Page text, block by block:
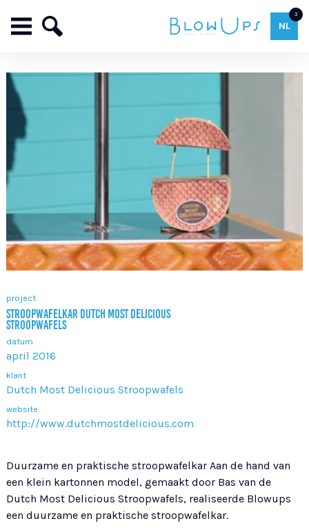
3
NL
project
STROOPWAFELKAR DUTCH MOST DELICIOUS
STROOPWAFELS
datum
april 2016
klant
Dutch Most Delicious Stroopwafels
website
http://www.dutchmostdelicious.com
Duurzame en praktische stroopwafelkar Aan de hand van
een klein kartonnen model, gemaakt door Bas van de
Dutch Most Delicious Stroopwafels, realiseerde Blowups
een duurzame en praktische stroopwafelkar.